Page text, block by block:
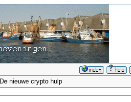
De nieuwe crypto hulp